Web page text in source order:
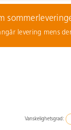
levering mens
Vanskelighetsgrad: